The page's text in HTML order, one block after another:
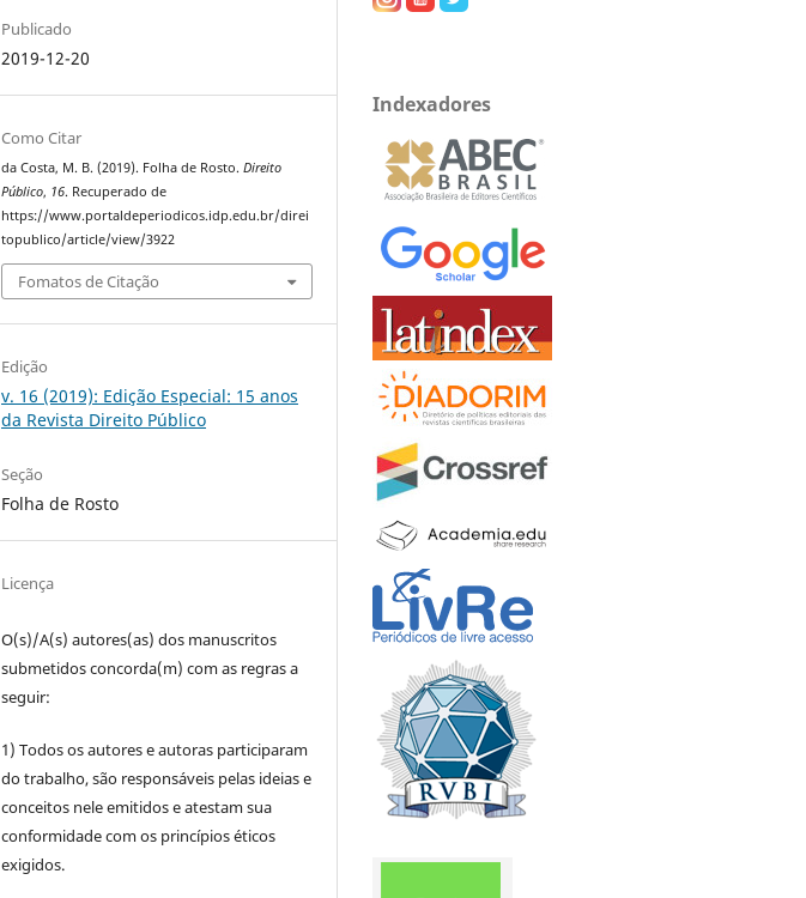
Publicado
2019-12-20
Como Citar
da Costa, M. B. (2019). Folha de Rosto.Direito
Público, 16. Recuperado de
https://www.portaldeperiodicos.idp.edu.br/direi
topublico/article/view/3922
Fomatos de Citação
Edição
v. 16 (2019): Edição Especial: 15 anos
da Revista Direito Público
Seção
Folha de Rosto
Licença
O(s)/A(s) autores(as) dos manuscritos
submetidos concorda(m) com as regras a
seguir:
1) Todos os autores e autoras participaram
do trabalho, são responsáveis pelas ideias e
conceitos nele emitidos e atestam sua
conformidade com os princípios éticos
exigidos.
Indexadores